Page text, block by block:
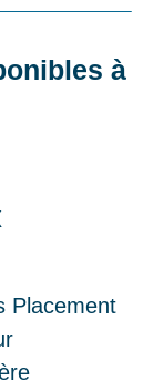
à
Placement